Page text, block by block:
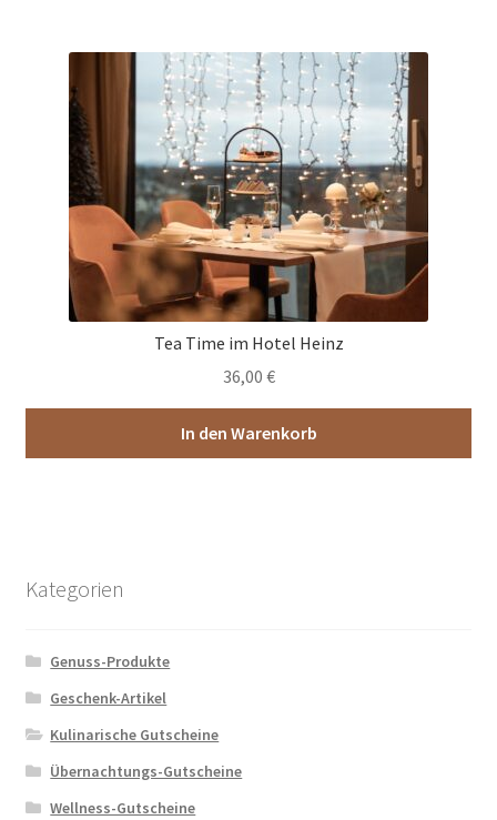
Tea Time im Hotel Heinz
36,00 €
In den Warenkorb
Kategorien
Genuss-Produkte
Geschenk-Artikel
Kulinarische Gutscheine
Übernachtungs-Gutscheine
Wellness-Gutscheine